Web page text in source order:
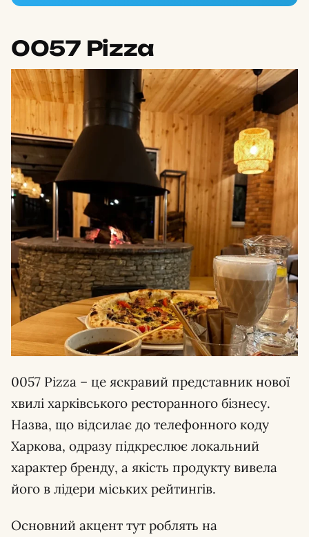
0057 Pizza
0057 Pizza – це яскравий представник нової
хвилі харківського ресторанного бізнесу.
Назва, що відсилає до телефонного коду
Харкова, одразу підкреслює локальний
характер бренду, а якість продукту вивела
його в лідери міських рейтингів.
Основний акцент тут роблять на